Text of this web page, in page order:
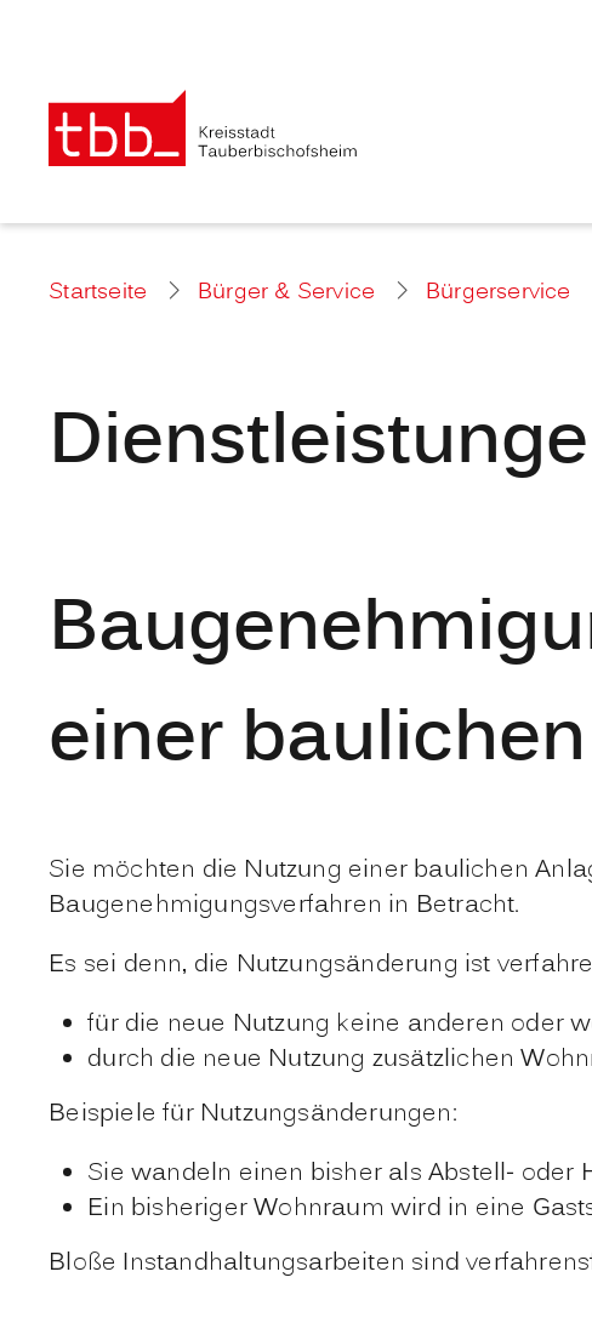
Startseite Bürger & Service Bürgerservice
einer
Sie möchten die Nutzung einer baulichen
Baugenehmigungsverfahren in Betracht.
Es sei denn, die Nutzungsänderung ist
für die neue Nutzung keine anderen oder
durch die neue Nutzung zusätzlichen
Beispiele für Nutzungsänderungen:
Sie wandeln einen bisher als Abstell-
Ein bisheriger Wohnraum wird in eine
Bloße Instandhaltungsarbeiten sind